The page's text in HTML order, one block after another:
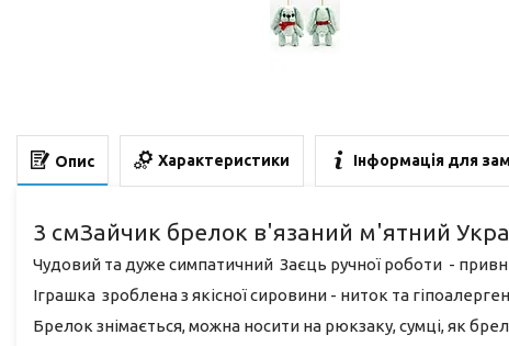
Опис Характеристики Інформація для
3 смЗайчик брелок в'язаний м'ятний
Чудовий та дуже симпатичний Заєць ручної роботи -
Іграшка зроблена з якісної сировини - ниток та
Брелок знімається, можна носити на рюкзаку, сумці, як